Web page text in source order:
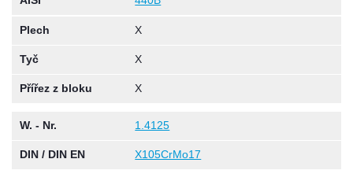
Plech X
Tyč X
Přířez z bloku X
W. - Nr. 1.4125
DIN / DIN EN X105CrMo17